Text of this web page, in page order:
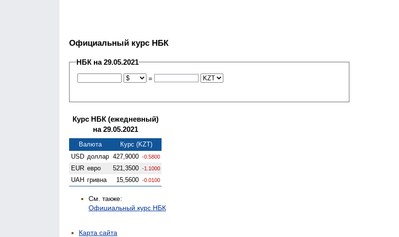
Официальный курс НБК
НБК на 29.05.2021
=
Курс НБК (ежедневный)
на 29.05.2021
Валюта
Курс (KZT)
USD доллар 427,9000 -0.5800
EUR евро 521,3500 -1.1000
UAH гривна 15,5600 -0.0100
См. также:
Официальный курс НБК
Карта сайта